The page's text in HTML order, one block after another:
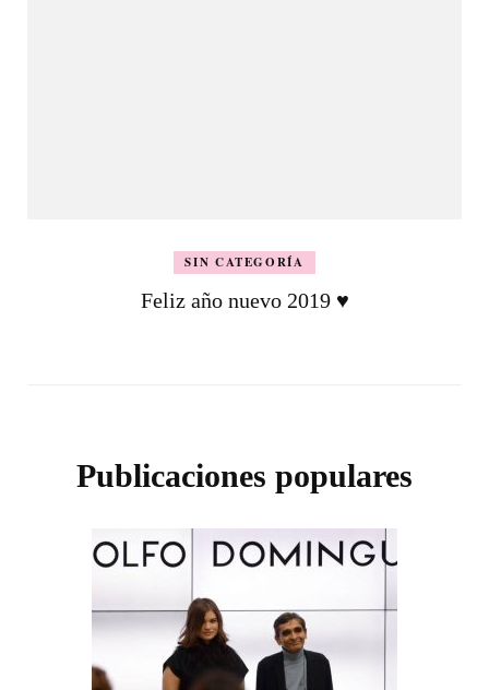
SIN CATEGORÍA
Feliz año nuevo 2019 ♥
Publicaciones populares